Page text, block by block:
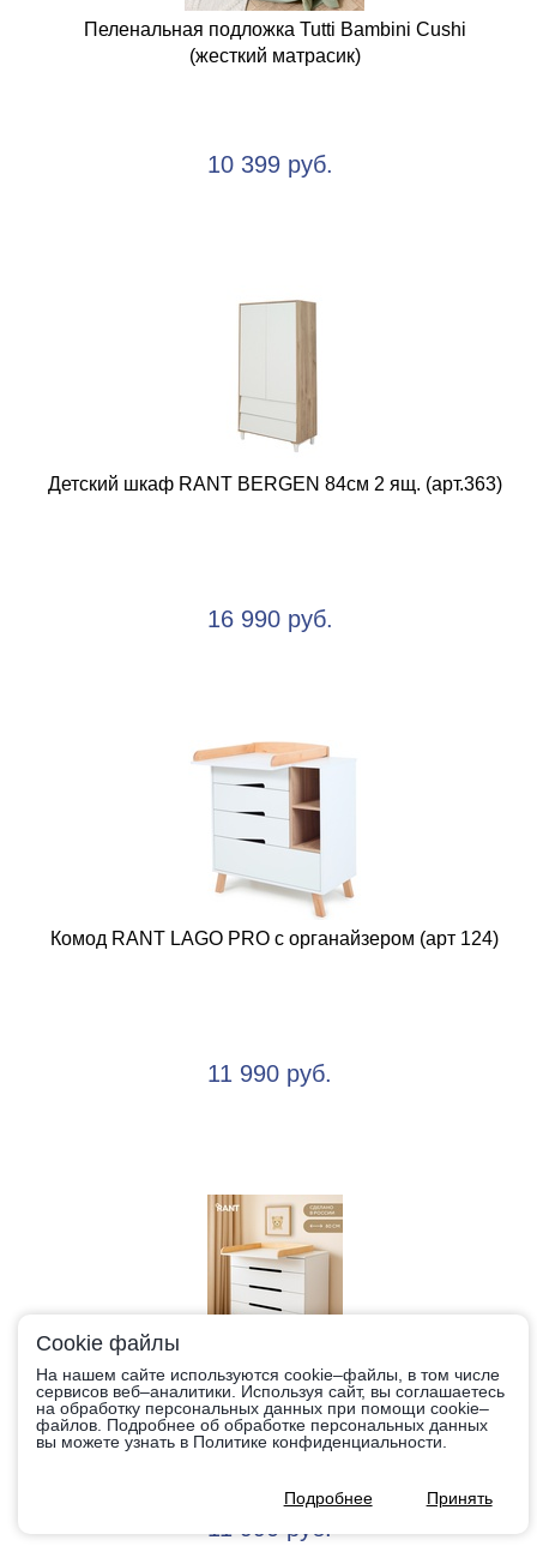
Пеленальная подложка Tutti Bambini Cushi
(жесткий матрасик)
10 399 руб.
Детский шкаф RANT BERGEN 84см 2 ящ. (арт.363)
16 990 руб.
Комод RANT LAGO PRO с органайзером (арт 124)
11 990 руб.
Комод Rant Indy Pro с органайзером (арт 123)
11 990 руб.
Cookie файлы
На нашем сайте используются cookie–файлы, в том числе
сервисов веб–аналитики. Используя сайт, вы соглашаетесь
на обработку персональных данных при помощи cookie–
файлов. Подробнее об обработке персональных данных
вы можете узнать в Политике конфиденциальности.
Подробнее Принять